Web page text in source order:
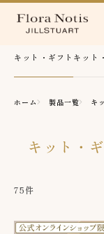
キット・ギフト キット
ホーム 製品一覧 キ
キット・
75件